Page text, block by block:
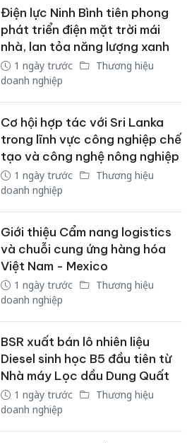
Điện lực Ninh Bình tiên phong
phát triển điện mặt trời mái
nhà, lan tỏa năng lượng xanh
1 ngày trước
Thương hiệu
doanh nghiệp
Cơ hội hợp tác với Sri Lanka
trong lĩnh vực công nghiệp chế
tạo và công nghệ nông nghiệp
1 ngày trước
Thương hiệu
doanh nghiệp
Giới thiệu Cẩm nang logistics
và chuỗi cung ứng hàng hóa
Việt Nam - Mexico
1 ngày trước
Thương hiệu
doanh nghiệp
BSR xuất bán lô nhiên liệu
Diesel sinh học B5 đầu tiên từ
Nhà máy Lọc dầu Dung Quất
1 ngày trước
Thương hiệu
doanh nghiệp